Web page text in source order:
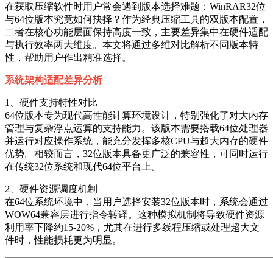
在获取压缩软件时用户常会遇到版本选择难题：WinRAR32位
与64位版本究竟如何抉择？作为经典压缩工具的双版本配置，
二者在核心功能层面保持高度一致，主要差异集中在硬件适配
与执行效率两大维度。本文将通过多维对比解析不同版本特
性，帮助用户作出精准选择。
系统架构适配差异分析
1、硬件支持特性对比
64位版本专为现代高性能计算环境设计，特别强化了对大内存
管理与复杂浮点运算的支持能力。该版本需要搭载64位处理器
并运行对应操作系统，能充分发挥多核CPU与超大内存的硬件
优势。相较而言，32位版本具备更广泛的兼容性，可同时运行
在传统32位系统和现代64位平台上。
2、硬件资源调度机制
在64位系统环境中，当用户选择安装32位版本时，系统会通过
WOW64兼容层进行指令转译。这种模拟机制将导致硬件资源
利用率下降约15-20%，尤其在进行多线程压缩或处理超大文
件时，性能损耗更为明显。